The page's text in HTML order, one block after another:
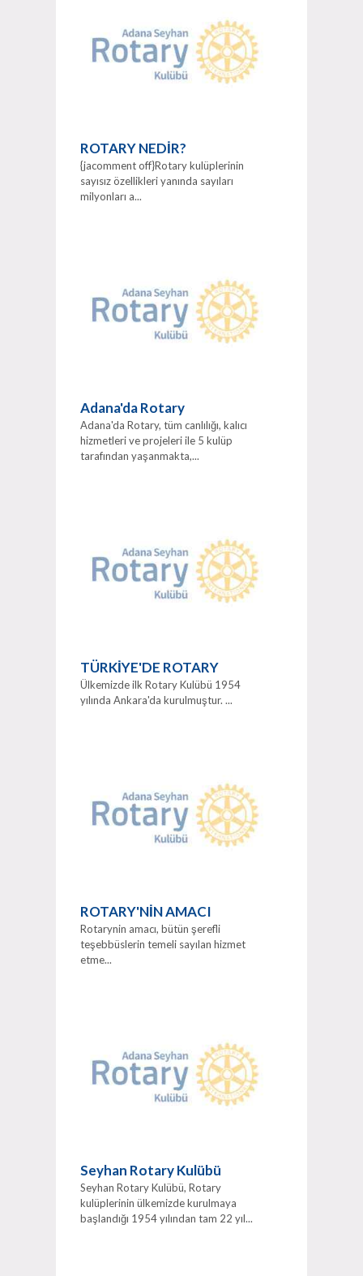
ROTARY NEDİR?
{jacomment off}Rotary kulüplerinin
sayısız özellikleri yanında sayıları
milyonları a...
Adana'da Rotary
Adana'da Rotary, tüm canlılığı, kalıcı
hizmetleri ve projeleri ile 5 kulüp
tarafından yaşanmakta,...
TÜRKİYE'DE ROTARY
Ülkemizde ilk Rotary Kulübü 1954
yılında Ankara'da kurulmuştur. ...
ROTARY'NİN AMACI
Rotarynin amacı, bütün şerefli
teşebbüslerin temeli sayılan hizmet
etme...
Seyhan Rotary Kulübü
Seyhan Rotary Kulübü, Rotary
kulüplerinin ülkemizde kurulmaya
başlandığı 1954 yılından tam 22 yıl...